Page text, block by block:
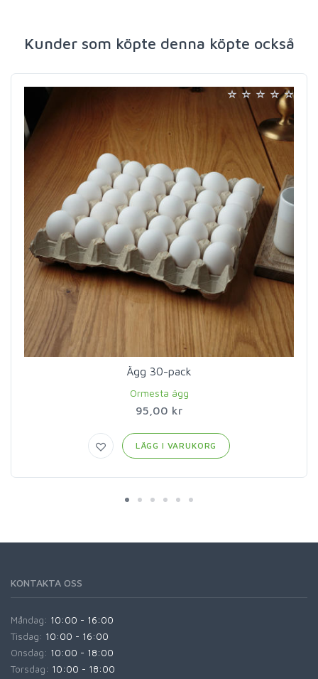
Kunder som köpte denna köpte också
Ägg 30-pack
Ormesta ägg
95,00 kr
LÄGG I VARUKORG
KONTAKTA OSS
Måndag: 10:00 - 16:00
Tisdag: 10:00 - 16:00
Onsdag: 10:00 - 18:00
Torsdag: 10:00 - 18:00